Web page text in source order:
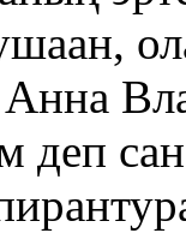
Анна
деп